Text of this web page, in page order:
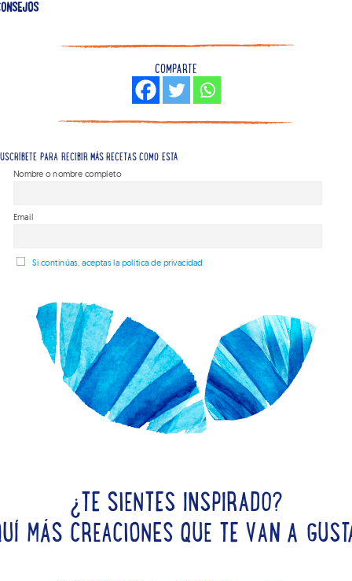
COMPARTE
PARA RECIBIR MÁS RECETAS COMO ESTA
Nombre o nombre completo
Email
Si continúas, aceptas la política de privacidad
¿TE SIENTES INSPIRADO?
MÁS CREACIONES QUE TE VAN A